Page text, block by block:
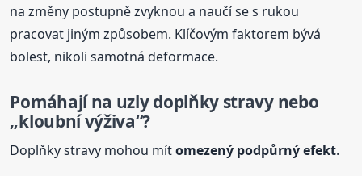
na změny postupně zvyknou a naučí se s rukou
pracovat jiným způsobem. Klíčovým faktorem bývá
bolest, nikoli samotná deformace.
Pomáhají na uzlydoplňky stravy nebo
„kloubní výživa“?
Doplňky stravy mohou mítomezený podpůrný efekt.